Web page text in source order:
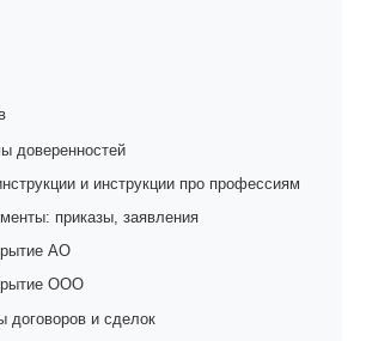
доверенностей
и инструкции про профессиям
приказы, заявления
АО
ООО
и сделок